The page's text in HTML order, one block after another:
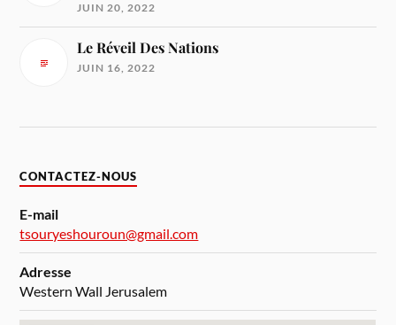
JUIN 20, 2022
Le Réveil Des Nations
JUIN 16, 2022
CONTACTEZ-NOUS
E-mail
tsouryeshouroun@gmail.com
Adresse
Western Wall Jerusalem